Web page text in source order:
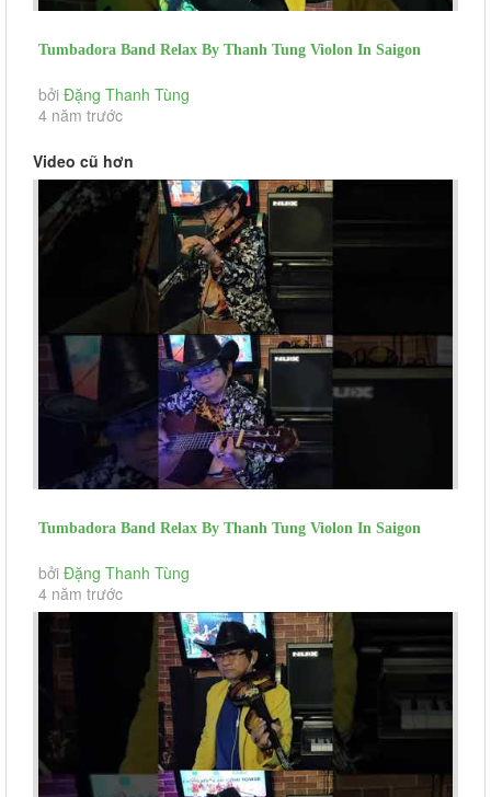
Tumbadora Band Relax By Thanh Tung Violon In Saigon
Social Distance...
bởi Đặng Thanh Tùng
4 năm trước
Video cũ hơn
Tumbadora Band Relax By Thanh Tung Violon In Saigon
Social Distance Dem Lao...
bởi Đặng Thanh Tùng
4 năm trước